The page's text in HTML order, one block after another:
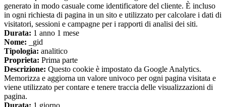
generato in modo casuale come identificatore del cliente. È incluso
in ogni richiesta di pagina in un sito e utilizzato per calcolare i dati di
visitatori, sessioni e campagne per i rapporti di analisi dei siti.
Durata: 1 anno 1 mese
Nome: _gid
Tipologia: analitico
Proprieta: Prima parte
Descrizione: Questo cookie è impostato da Google Analytics.
Memorizza e aggiorna un valore univoco per ogni pagina visitata e
viene utilizzato per contare e tenere traccia delle visualizzazioni di
pagina.